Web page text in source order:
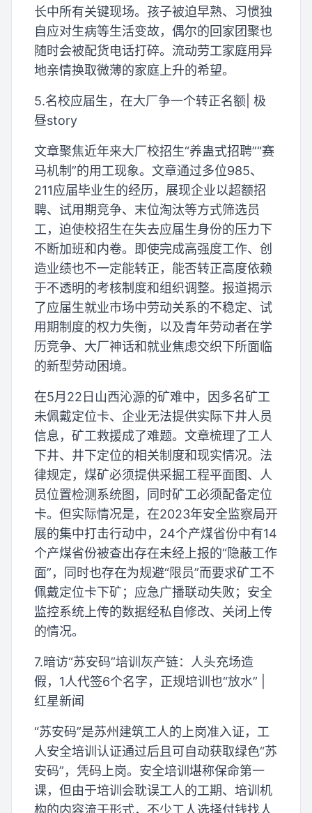
长中所有关键现场。孩子被迫早熟、习惯独
自应对生病等生活变故，偶尔的回家团聚也
随时会被配货电话打碎。流动劳工家庭用异
地亲情换取微薄的家庭上升的希望。
5.名校应届生，在大厂争一个转正名额| 极
昼story
文章聚焦近年来大厂校招生“养蛊式招聘”“赛
马机制”的用工现象。文章通过多位985、
211应届毕业生的经历，展现企业以超额招
聘、试用期竞争、末位淘汰等方式筛选员
工，迫使校招生在失去应届生身份的压力下
不断加班和内卷。即使完成高强度工作、创
造业绩也不一定能转正，能否转正高度依赖
于不透明的考核制度和组织调整。报道揭示
了应届生就业市场中劳动关系的不稳定、试
用期制度的权力失衡，以及青年劳动者在学
历竞争、大厂神话和就业焦虑交织下所面临
的新型劳动困境。
在5月22日山西沁源的矿难中，因多名矿工
未佩戴定位卡、企业无法提供实际下井人员
信息，矿工救援成了难题。文章梳理了工人
下井、井下定位的相关制度和现实情况。法
律规定，煤矿必须提供采掘工程平面图、人
员位置检测系统图，同时矿工必须配备定位
卡。但实际情况是，在2023年安全监察局开
展的集中打击行动中，24个产煤省份中有14
个产煤省份被查出存在未经上报的“隐蔽工作
面”，同时也存在为规避“限员”而要求矿工不
佩戴定位卡下矿；应急广播联动失败；安全
监控系统上传的数据经私自修改、关闭上传
的情况。
7.暗访“苏安码”培训灰产链：人头充场造
假，1人代签6个名字，正规培训也“放水” |
红星新闻
“苏安码”是苏州建筑工人的上岗准入证，工
人安全培训认证通过后且可自动获取绿色“苏
安码”，凭码上岗。安全培训堪称保命第一
课，但由于培训会耽误工人的工期、培训机
构的内容流于形式，不少工人选择付钱找人